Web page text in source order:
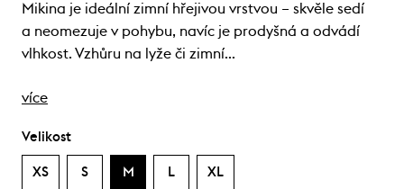
Mikina je ideální zimní hřejivou vrstvou – skvěle sedí
a neomezuje v pohybu, navíc je prodyšná a odvádí
vlhkost. Vzhůru na lyže či zimní…
více
Velikost
XS S M L XL